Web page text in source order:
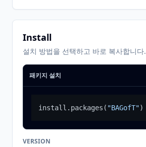
Install
설치 방법을 선택하고 바로 복사합니다.
패키지 설치
install.packages ( "BAGofT")
VERSION